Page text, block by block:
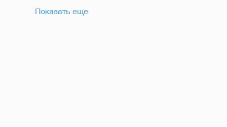
Показать еще